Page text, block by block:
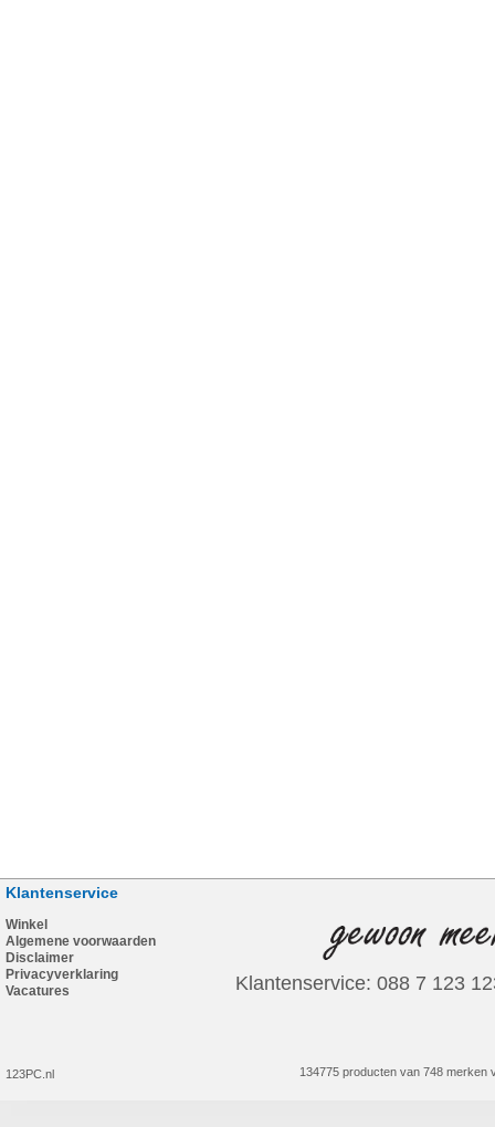
Klantenservice
Winkel
Algemene voorwaarden
Disclaimer
Privacyverklaring
Vacatures
123PC.nl
Klantenservice: 088 7 123
134775 producten van 748 merken